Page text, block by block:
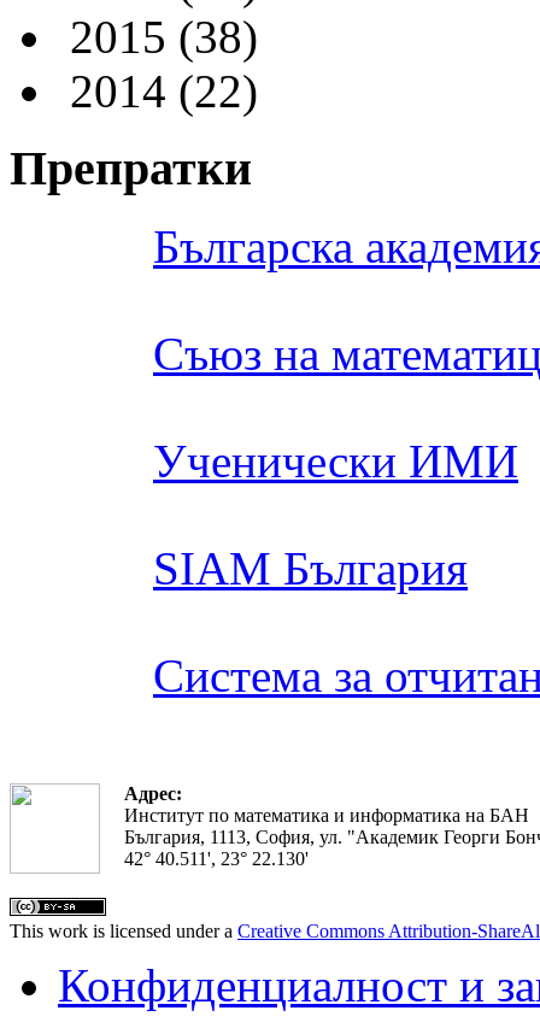
2015 (38)
2014 (22)
Препратки
Българска
Съюз на
Ученически ИМИ
SIAM България
Система за
Адрес:
Институт по математика и информатика на БАН
България, 1113, София, ул. "Академик Георги
42° 40.511', 23° 22.130'
This work is licensed under a Creative Commons Attribution-
Конфиденциалност и